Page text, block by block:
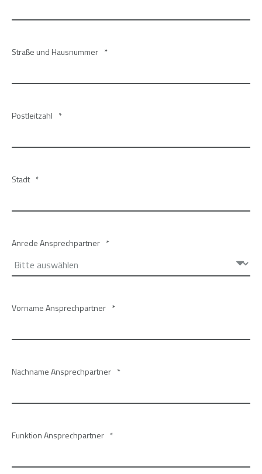
Straße und Hausnummer *
Postleitzahl *
Stadt *
Anrede Ansprechpartner *
Vorname Ansprechpartner *
Nachname Ansprechpartner *
Funktion Ansprechpartner *